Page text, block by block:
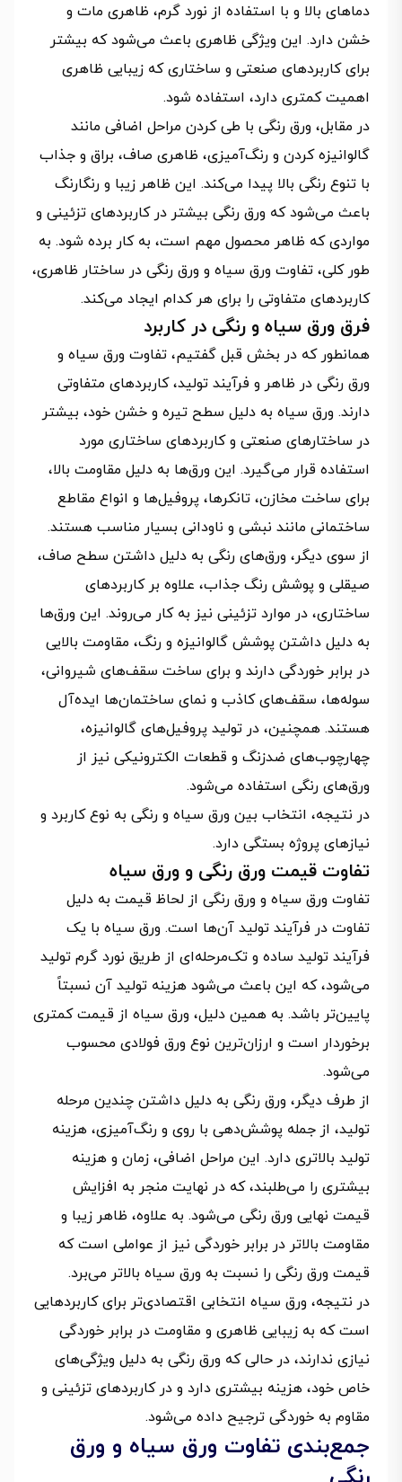
دماهای بالا و با استفاده از نورد گرم، ظاهری مات و
خشن دارد. این ویژگی ظاهری باعث می‌شود که بیشتر
برای کاربردهای صنعتی و ساختاری که زیبایی ظاهری
اهمیت کمتری دارد، استفاده شود.
در مقابل، ورق رنگی با طی کردن مراحل اضافی مانند
گالوانیزه کردن و رنگ‌آمیزی، ظاهری صاف، براق و جذاب
با تنوع رنگی بالا پیدا می‌کند. این ظاهر زیبا و رنگارنگ
باعث می‌شود که ورق رنگی بیشتر در کاربردهای تزئینی و
مواردی که ظاهر محصول مهم است، به کار برده شود. به
طور کلی، تفاوت ورق سیاه و ورق رنگی در ساختار ظاهری،
کاربردهای متفاوتی را برای هر کدام ایجاد می‌کند.
فرق ورق سیاه و رنگی در کاربرد
همانطور که در بخش قبل گفتیم، تفاوت ورق سیاه و
ورق رنگی در ظاهر و فرآیند تولید، کاربردهای متفاوتی
دارند. ورق سیاه به دلیل سطح تیره و خشن خود، بیشتر
در ساختارهای صنعتی و کاربردهای ساختاری مورد
استفاده قرار می‌گیرد. این ورق‌ها به دلیل مقاومت بالا،
برای ساخت مخازن، تانکرها، پروفیل‌ها و انواع مقاطع
ساختمانی مانند نبشی و ناودانی بسیار مناسب هستند.
از سوی دیگر، ورق‌های رنگی به دلیل داشتن سطح صاف،
صیقلی و پوشش رنگ جذاب، علاوه بر کاربردهای
ساختاری، در موارد تزئینی نیز به کار می‌روند. این ورق‌ها
به دلیل داشتن پوشش گالوانیزه و رنگ، مقاومت بالایی
در برابر خوردگی دارند و برای ساخت سقف‌های شیروانی،
سوله‌ها، سقف‌های کاذب و نمای ساختمان‌ها ایده‌آل
هستند. همچنین، در تولید پروفیل‌های گالوانیزه،
چهارچوب‌های ضدزنگ و قطعات الکترونیکی نیز از
ورق‌های رنگی استفاده می‌شود.
در نتیجه، انتخاب بین ورق سیاه و رنگی به نوع کاربرد و
نیازهای پروژه بستگی دارد.
تفاوت قیمت ورق رنگی و ورق سیاه
تفاوت ورق سیاه و ورق رنگی از لحاظ قیمت به دلیل
تفاوت در فرآیند تولید آن‌ها است. ورق سیاه با یک
فرآیند تولید ساده و تک‌مرحله‌ای از طریق نورد گرم تولید
می‌شود، که این باعث می‌شود هزینه تولید آن نسبتاً
پایین‌تر باشد. به همین دلیل، ورق سیاه از قیمت کمتری
برخوردار است و ارزان‌ترین نوع ورق فولادی محسوب
می‌شود.
از طرف دیگر، ورق رنگی به دلیل داشتن چندین مرحله
تولید، از جمله پوشش‌دهی با روی و رنگ‌آمیزی، هزینه
تولید بالاتری دارد. این مراحل اضافی، زمان و هزینه
بیشتری را می‌طلبند، که در نهایت منجر به افزایش
قیمت نهایی ورق رنگی می‌شود. به علاوه، ظاهر زیبا و
مقاومت بالاتر در برابر خوردگی نیز از عواملی است که
قیمت ورق رنگی را نسبت به ورق سیاه بالاتر می‌برد.
در نتیجه، ورق سیاه انتخابی اقتصادی‌تر برای کاربردهایی
است که به زیبایی ظاهری و مقاومت در برابر خوردگی
نیازی ندارند، در حالی که ورق رنگی به دلیل ویژگی‌های
خاص خود، هزینه بیشتری دارد و در کاربردهای تزئینی و
مقاوم به خوردگی ترجیح داده می‌شود.
جمع‌بندی تفاوت ورق سیاه و ورق